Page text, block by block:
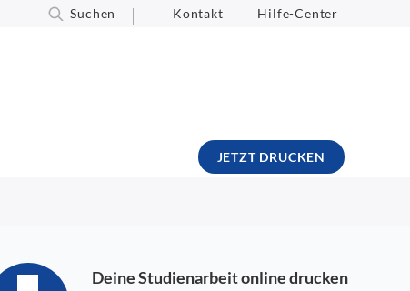
Suchen Kontakt Hilfe-Center
JETZT DRUCKEN
Deine Studienarbeit online drucken